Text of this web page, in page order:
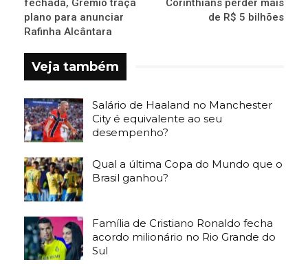
fechada, Grêmio traça
plano para anunciar
Rafinha Alcântara
Corinthians perder mais
de R$ 5 bilhões
Veja também
Salário de Haaland no Manchester
City é equivalente ao seu
desempenho?
Qual a última Copa do Mundo que o
Brasil ganhou?
Família de Cristiano Ronaldo fecha
acordo milionário no Rio Grande do
Sul